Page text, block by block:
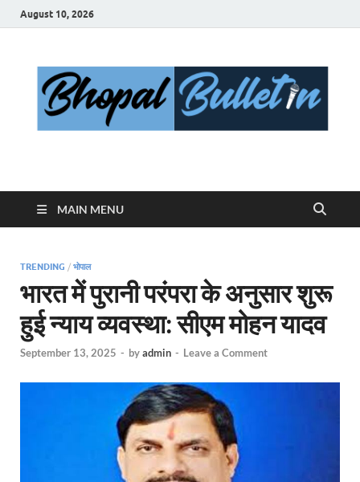
August 10, 2026
Bhopal Bulletin
MAIN MENU
TRENDING / भोपाल
भारत में पुरानी परंपरा के अनुसार शुरू
हुई न्याय व्यवस्था: सीएम मोहन यादव
September 13, 2025 - byadmin - Leave a Comment